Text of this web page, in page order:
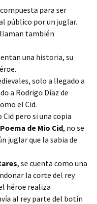
compuesta para ser
público por un juglar.
llaman también
una historia, su
solo a llegado a
a Rodrigo Díaz de
el Cid.
pero si una copia
Poema de Mio Cid, no se
juglar que la sabia de
, se cuenta como una
la corte del rey
héroe realiza
al rey parte del botín